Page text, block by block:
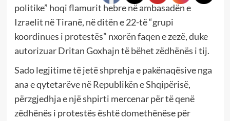
politike” hoqi flamurit hebre në ambasadën e
Izraelit në Tiranë, në ditën e 22-të “grupi
koordinues i protestës” nxorën faqen e zezë, duke
autorizuar Dritan Goxhajn të bëhet zëdhënës i tij.
Sado legjitime të jetë shprehja e pakënaqësive nga
ana e qytetarëve në Republikën e Shqipërisë,
përzgjedhja e një shpirti mercenar për të qenë
zëdhënës i protestës është domethënëse për